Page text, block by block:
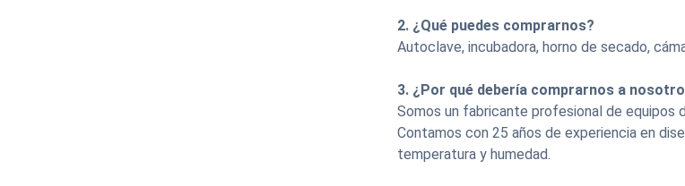
2. ¿Qué puedes comprarnos?
Autoclave, incubadora, horno de secado,
3. ¿Por qué debería comprarnos a
Somos un fabricante profesional de equipos
Contamos con 25 años de experiencia en
temperatura y humedad.